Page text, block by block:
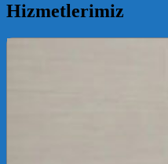
Hizmetlerimiz